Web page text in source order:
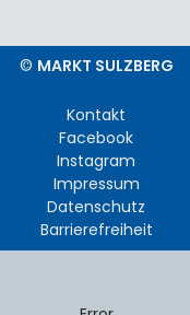
© MARKT SULZBERG
Kontakt
Facebook
Instagram
Impressum
Datenschutz
Barrierefreiheit